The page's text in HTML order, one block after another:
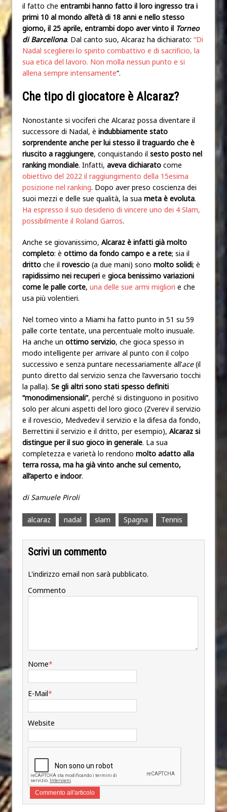
il fatto che entrambi hanno fatto il loro ingresso tra i
primi 10 al mondo all’età di 18 anni e nello stesso
giorno, il 25 aprile, entrambi dopo aver vinto il Torneo
di Barcellona. Dal canto suo, Alcaraz ha dichiarato: “Di
Nadal sceglierei lo spirito combattivo e di sacrificio, la
sua etica del lavoro. Non molla nessun punto e si
allena sempre intensamente“.
Che tipo di giocatore è Alcaraz?
Nonostante si vociferi che Alcaraz possa diventare il
successore di Nadal, è indubbiamente stato
sorprendente anche per lui stesso il traguardo che è
riuscito a raggiungere, conquistando il sesto posto nel
ranking mondiale. Infatti, aveva dichiarato come
obiettivo del 2022 il raggiungimento della 15esima
posizione nel ranking. Dopo aver preso coscienza dei
suoi mezzi e delle sue qualità, la sua meta è evoluta.
Ha espresso il suo desiderio di vincere uno dei 4 Slam,
possibilmente il Roland Garros.
Anche se giovanissimo, Alcaraz è infatti già molto
completo: è ottimo da fondo campo e a rete; sia il
dritto che il rovescio (a due mani) sono molto solidi; è
rapidissimo nei recuperi e gioca benissimo variazioni
come le palle corte, una delle sue armi migliori e che
usa più volentieri.
Nel torneo vinto a Miami ha fatto punto in 51 su 59
palle corte tentate, una percentuale molto inusuale.
Ha anche un ottimo servizio, che gioca spesso in
modo intelligente per arrivare al punto con il colpo
successivo e senza puntare necessariamente all’ace(il
punto diretto dal servizio senza che l’avversario tocchi
la palla). Se gli altri sono stati spesso definiti
“monodimensionali”, perché si distinguono in positivo
solo per alcuni aspetti del loro gioco (Zverev il servizio
e il rovescio, Medvedev il servizio e la difesa da fondo,
Berrettini il servizio e il dritto, per esempio), Alcaraz si
distingue per il suo gioco in generale. La sua
completezza e varietà lo rendono molto adatto alla
terra rossa, ma ha già vinto anche sul cemento,
all’aperto e indoor.
di Samuele Piroli
alcaraz nadal slam Spagna Tennis
Scrivi un commento
L'indirizzo email non sarà pubblicato.
Commento
Nome*
E-Mail*
Website